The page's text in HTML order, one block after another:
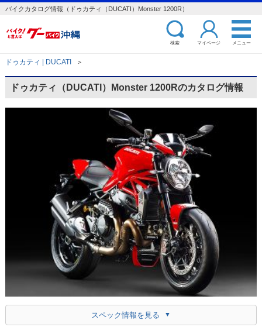
バイクカタログ情報（ドゥカティ（DUCATI）Monster 1200R）
検索 マイページ メニュー
ドゥカティ | DUCATI ＞
ドゥカティ（DUCATI）Monster 1200Rのカタログ情報
スペック情報を見る